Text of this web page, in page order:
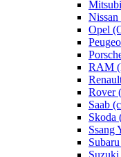
Opel
RAM
Rover
Saab
Ssang